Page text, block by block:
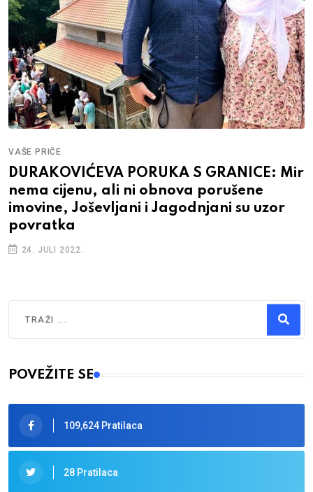
VAŠE PRIČE
DURAKOVIĆEVA PORUKA S GRANICE: Mir
nema cijenu, ali ni obnova porušene
imovine, Joševljani i Jagodnjani su uzor
povratka
24. JULI 2022.
Type 2 or more characters for results.
POVEŽITE SE
109,624 Pratilaca
28 Pratilaca